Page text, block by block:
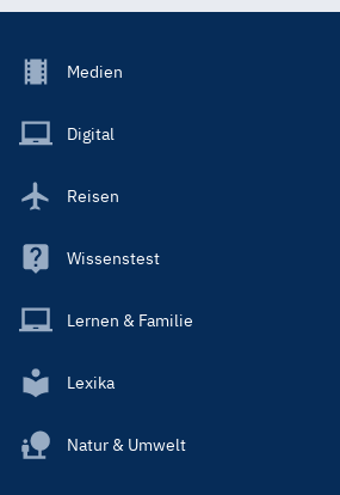
Footer
Main
Medien
Digital
Reisen
Wissenstest
Lernen & Familie
Lexika
Natur & Umwelt